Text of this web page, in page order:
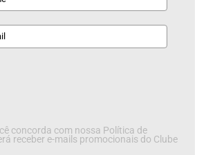
concorda com nossa Política de
receber e-mails promocionais do Clube